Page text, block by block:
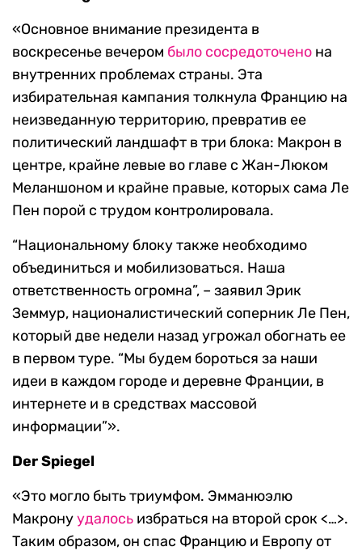
«Основное внимание президента в
воскресенье вечером было сосредоточено на
внутренних проблемах страны. Эта
избирательная кампания толкнула Францию на
неизведанную территорию, превратив ее
политический ландшафт в три блока: Макрон в
центре, крайне левые во главе с Жан-Люком
Меланшоном и крайне правые, которых сама Ле
Пен порой с трудом контролировала.
“Национальному блоку также необходимо
объединиться и мобилизоваться. Наша
ответственность огромна”, – заявил Эрик
Земмур, националистический соперник Ле Пен,
который две недели назад угрожал обогнать ее
в первом туре. “Мы будем бороться за наши
идеи в каждом городе и деревне Франции, в
интернете и в средствах массовой
информации”».
DerSpiegel
«Это могло быть триумфом. Эмманюэлю
Макронуудалось избраться на второй срок <…>.
Таким образом, он спас Францию и Европу от